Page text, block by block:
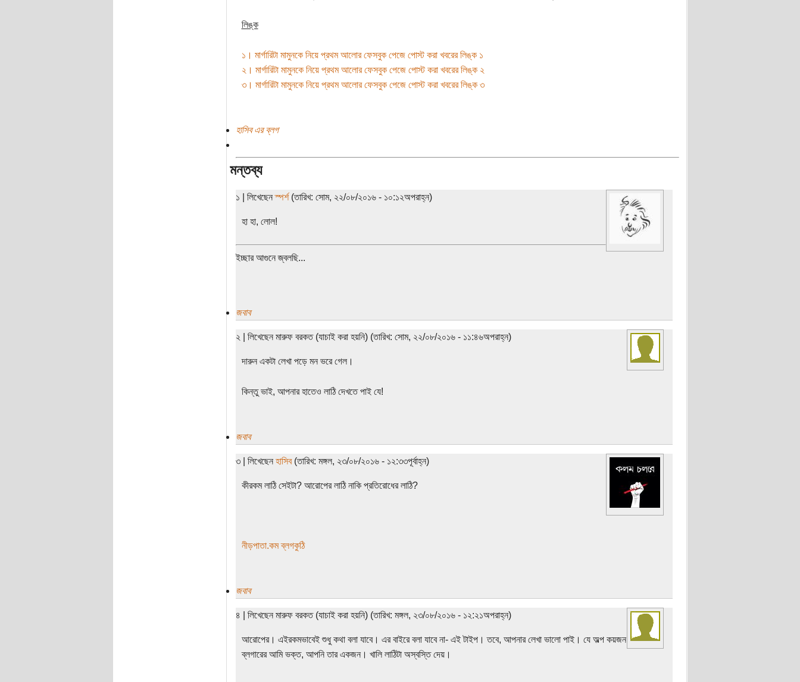
লিঙ্ক
১। মার্গারিটা মামুনকে নিয়ে প্রথম আলোর ফেসবুক পেজে পোস্ট করা খবরের লিঙ্ক ১
২। মার্গারিটা মামুনকে নিয়ে প্রথম আলোর ফেসবুক পেজে পোস্ট করা খবরের লিঙ্ক ২
৩। মার্গারিটা মামুনকে নিয়ে প্রথম আলোর ফেসবুক পেজে পোস্ট করা খবরের লিঙ্ক ৩
হাসিব এর ব্লগ
মন্তব্য
১ | লিখেছেনস্পর্শ(তারিখ: সোম, ২২/০৮/২০১৬ - ১০:১২অপরাহ্ন)
হা হা, লোল!
ইচ্ছার আগুনে জ্বলছি...
জবাব
২ | লিখেছেন মারুফ বরকত (যাচাই করা হয়নি) (তারিখ: সোম, ২২/০৮/২০১৬ - ১১:৪৬অপরাহ্ন)
দারুন একটা লেখা পড়ে মন ভরে গেল।
কিন্তু ভাই, আপনার হাতেও লাঠি দেখতে পাই যে!
জবাব
৩ | লিখেছেন হাসিব(তারিখ: মঙ্গল, ২৩/০৮/২০১৬ - ১২:৩৩পূর্বাহ্ন)
কীরকম লাঠি সেইটা? আরোপের লাঠি নাকি প্রতিরোধের লাঠি?
নীড়পাতা.কম ব্লগকুঠি
জবাব
৪ | লিখেছেন মারুফ বরকত (যাচাই করা হয়নি) (তারিখ: মঙ্গল, ২৩/০৮/২০১৬ - ১২:২১অপরাহ্ন)
আরোপের। এইরকমভাবেই শুধু কথা বলা যাবে। এর বাইরে বলা যাবে না- এই টাইপ। তবে, আপনার লেখা ভালো পাই। যে অল্প কয়জন
ব্লগারের আমি ভক্ত, আপনি তার একজন। খালি লাঠিটা অস্বস্তি দেয়।